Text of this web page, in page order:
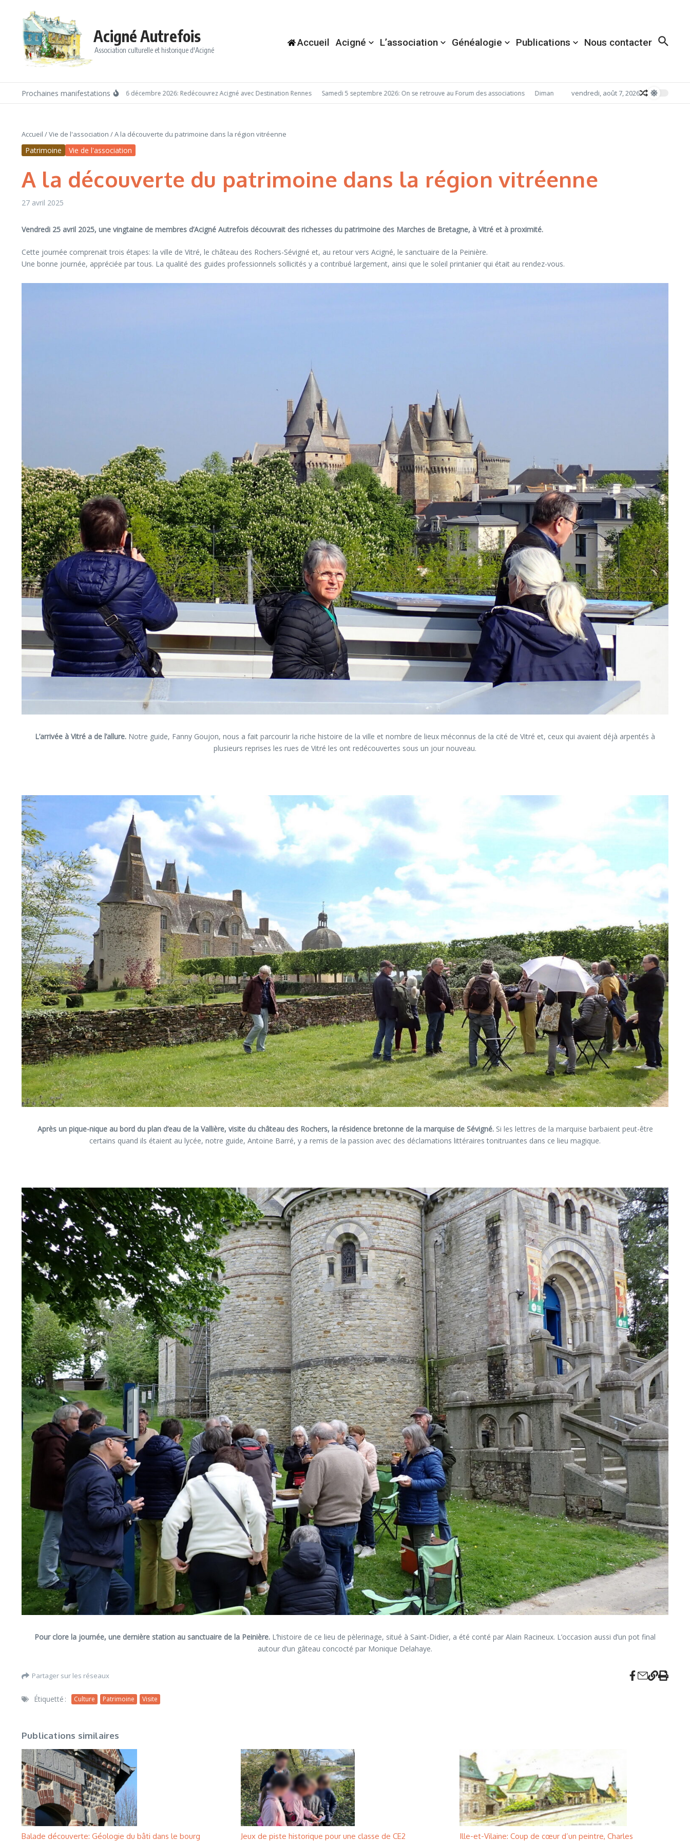
Acigné Autrefois
Association culturelle et historique d'Acigné
Accueil Acigné L’association Généalogie Publications Nous contacter
Prochaines manifestationsDimanche 6 décembre 2026: Redécouvrez Acigné avec Destination Rennes Samedi 5 septembre 2026: On se retrouve au Forum des associations Dimanche 6 décembre 2026: Redécouvrez Acigné avec
vendredi, août 7, 2026
Accueil /Vie de l'association /A la découverte du patrimoine dans la région vitréenne
Patrimoine Vie de l'association
A la découverte du patrimoine dans la région vitréenne
27 avril 2025
Vendredi 25 avril 2025, une vingtaine de membres d’Acigné Autrefois découvrait des richesses du patrimoine des Marches de Bretagne, à Vitré et à proximité.
Cette journée comprenait trois étapes: la ville de Vitré, le château des Rochers-Sévigné et, au retour vers Acigné, le sanctuaire de la Peinière.
Une bonne journée, appréciée par tous. La qualité des guides professionnels sollicités y a contribué largement, ainsi que le soleil printanier qui était au rendez-vous.
L’arrivée à Vitré a de l’allure. Notre guide, Fanny Goujon, nous a fait parcourir la riche histoire de la ville et nombre de lieux méconnus de la cité de Vitré et, ceux qui avaient déjà arpentés à
plusieurs reprises les rues de Vitré les ont redécouvertes sous un jour nouveau.
Après un pique-nique au bord du plan d’eau de la Vallière, visite du château des Rochers, la résidence bretonne de la marquise de Sévigné.Si les lettres de la marquise barbaient peut-être
certains quand ils étaient au lycée, notre guide, Antoine Barré, y a remis de la passion avec des déclamations littéraires tonitruantes dans ce lieu magique.
Pour clore la journée, une dernière station au sanctuaire de la Peinière. L’histoire de ce lieu de pèlerinage, situé à Saint-Didier, a été conté par Alain Racineux. L’occasion aussi d’un pot final
autour d’un gâteau concocté par Monique Delahaye.
Partager sur les réseaux
Étiquetté : Culture Patrimoine Visite
Publications similaires
Balade découverte: Géologie du bâti dans le bourg Jeux de piste historique pour une classe de CE2 Ille-et-Vilaine: Coup de cœur d’un peintre, Charles